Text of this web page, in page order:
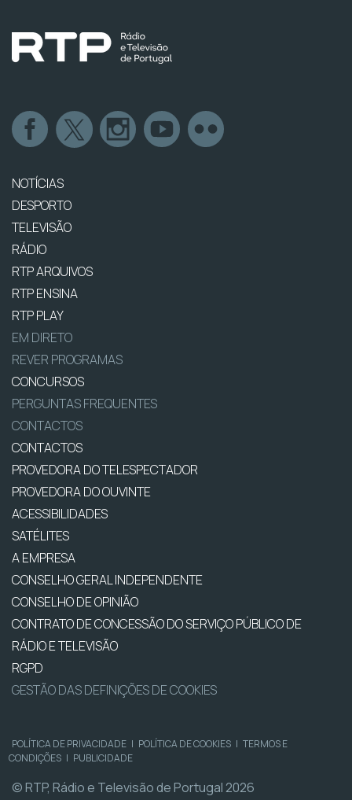
NOTÍCIAS
DESPORTO
TELEVISÃO
RÁDIO
RTP ARQUIVOS
RTP ENSINA
RTP PLAY
EM DIRETO
REVER PROGRAMAS
CONCURSOS
PERGUNTAS FREQUENTES
CONTACTOS
CONTACTOS
PROVEDORA DO TELESPECTADOR
PROVEDORA DO OUVINTE
ACESSIBILIDADES
SATÉLITES
A EMPRESA
CONSELHO GERAL INDEPENDENTE
CONSELHO DE OPINIÃO
CONTRATO DE CONCESSÃO DO SERVIÇO PÚBLICO DE
RÁDIO E TELEVISÃO
RGPD
GESTÃO DAS DEFINIÇÕES DE COOKIES
POLÍTICA DE PRIVACIDADE | POLÍTICA DE COOKIES | TERMOS E
CONDIÇÕES | PUBLICIDADE
© RTP, Rádio e Televisão de Portugal 2026